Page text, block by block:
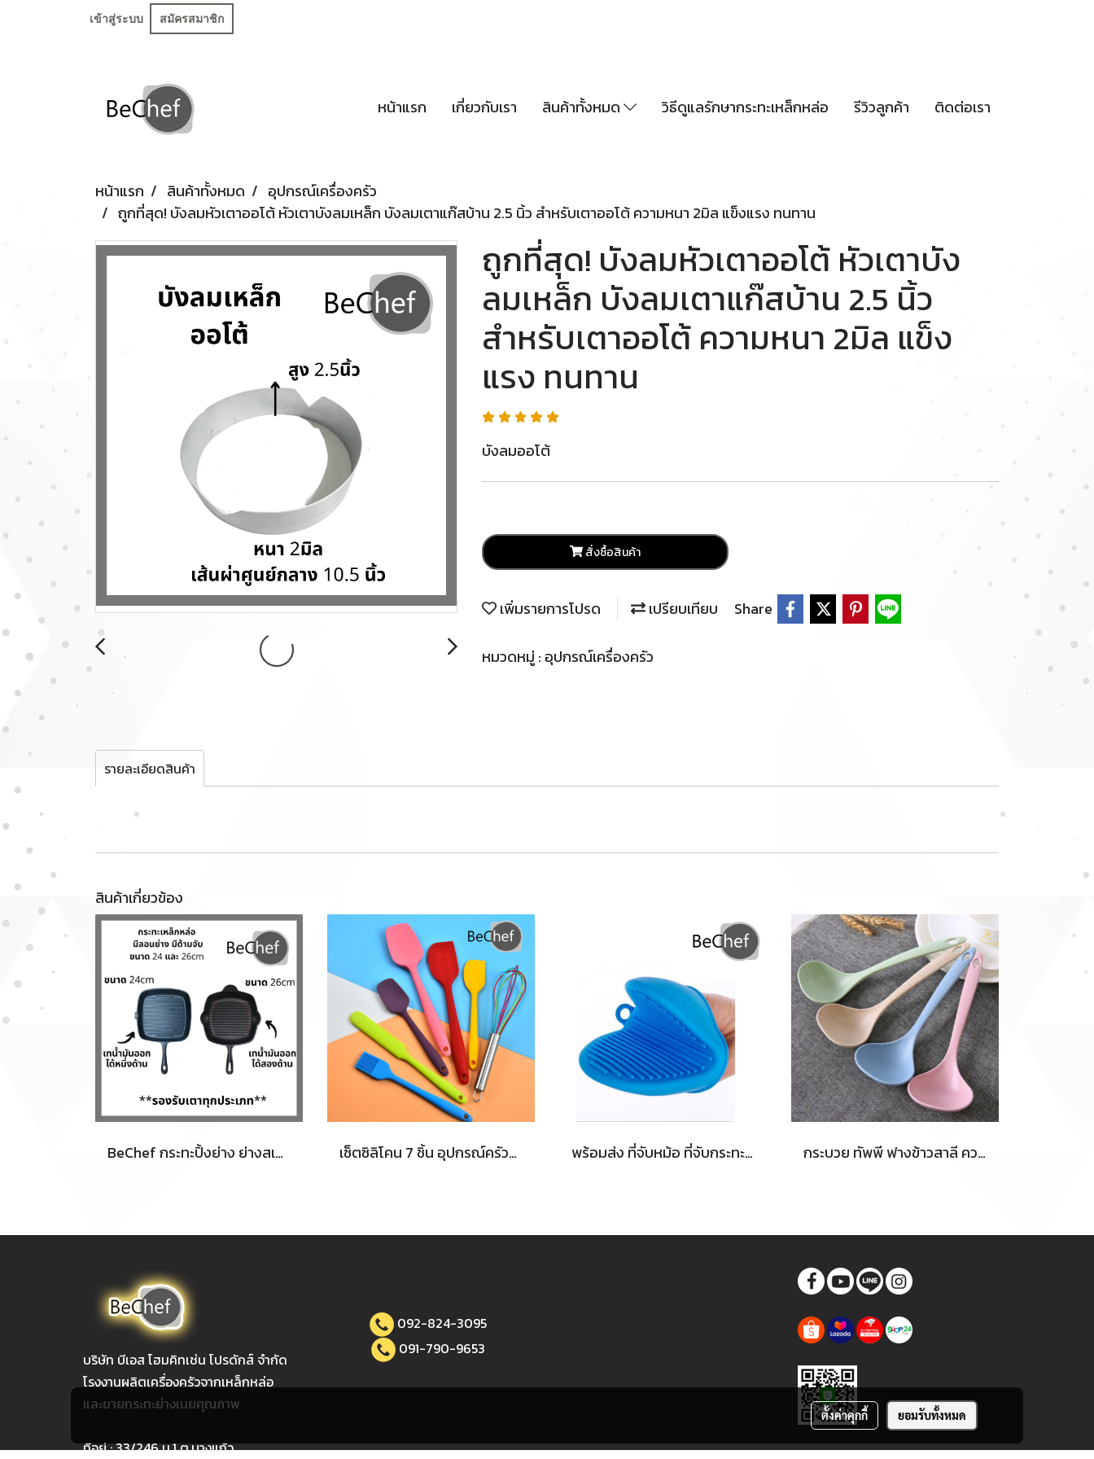
เข้าสู่ระบบ สมัครสมาชิก
หน้าแรก เกี่ยวกับเรา สินค้าทั้งหมด วิธีดูแลรักษากระทะเหล็กหล่อ รีวิวลูกค้า ติดต่อเรา
หน้าแรก สินค้าทั้งหมด
อุปกรณ์เครื่องครัว
ถูกที่สุด! บังลมหัวเตาออโต้ หัวเตาบังลมเหล็ก บังลมเตาแก๊สบ้าน 2.5 นิ้ว สำหรับเตาออโต้ ความหนา 2มิล แข็งแรง ทนทาน
ถูกที่สุด! บังลมหัวเตาออโต้ หัวเตาบัง
ลมเหล็ก บังลมเตาแก๊สบ้าน 2.5 นิ้ว
สำหรับเตาออโต้ ความหนา 2มิล แข็ง
แรง ทนทาน
บังลมออโต้
สั่งซื้อสินค้า
เพิ่มรายการโปรด เปรียบเทียบ Share
หมวดหมู่ : อุปกรณ์เครื่องครัว
รายละเอียดสินค้า
สินค้าเกี่ยวข้อง
BeChef กระทะปิ้งย่าง ย่างสเต๊ก ย่างสเต๊ก ทำจากเหล็กหล่อ ร้อนเร็ว ทนทาน ใช้ได้กับเตาทุกประเภท เซ็ตซิลิโคน 7 ชิ้น อุปกรณ์ครัวซิลิโคน ทัพพี ไม้พาย ที่ตีไข่ แปรงทาเนย แปรงทาน้ำมัน ไม่ละลาย ทนความร้อนสูง พร้อมส่ง ที่จับหม้อ ที่จับกระทะ ซิลิโคนเกรดอารหาร ทนความร้อนสูง อุปกรณ์เสริมห้องครัว ปลอดภัย ไม่เสียรูป สีไม่ซีด กระบวย ทัพพี ฟางข้าวสาลี ความยาว 23cm กระบวยตักอาหาร กระบวยตักซุป สามารถย่อยสลายได้ มีทั้งหมด 4 สีให้เลือก
บริษัท บีเอส โฮมคิทเช่น โปรดักส์ จำกัด
โรงงานผลิตเครื่องครัวจากเหล็กหล่อ
และขายกระทะย่างเนยคุณภาพ
ทีอยู่ : 33/246 ม.1 ต.บางแก้ว
092-824-3095
091-790-9653
ตั้งค่าคุกกี้ ยอมรับทั้งหมด